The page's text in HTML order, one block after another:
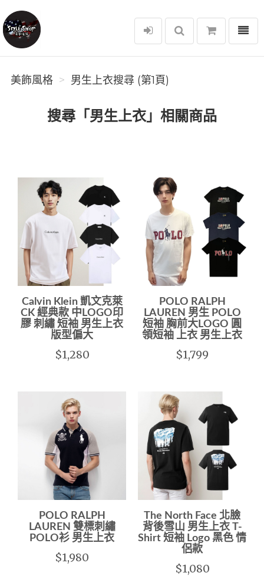
美飾風格
選單
美飾風格 男生上衣搜尋 (第1頁)
搜尋「男生上衣」相關商品
Calvin Klein 凱文克萊
CK 經典款 中LOGO印
膠 刺繡 短袖 男生上衣
版型偏大
$1,280
POLO RALPH
LAUREN 男生 POLO
短袖 胸前大LOGO 圓
領短袖 上衣 男生上衣
$1,799
POLO RALPH
LAUREN 雙標刺繡
POLO衫 男生上衣
$1,980
The North Face 北臉
背後雪山 男生上衣 T-
Shirt 短袖 Logo 黑色 情
侶款
$1,080